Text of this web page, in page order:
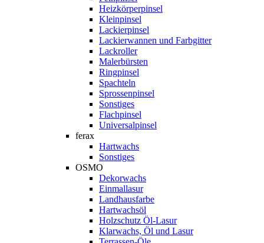
Heizkörperpinsel
Kleinpinsel
Lackierpinsel
Lackierwannen und Farbgitter
Lackroller
Malerbürsten
Ringpinsel
Spachteln
Sprossenpinsel
Sonstiges
Flachpinsel
Universalpinsel
ferax
Hartwachs
Sonstiges
OSMO
Dekorwachs
Einmallasur
Landhausfarbe
Hartwachsöl
Holzschutz Öl-Lasur
Klarwachs, Öl und Lasur